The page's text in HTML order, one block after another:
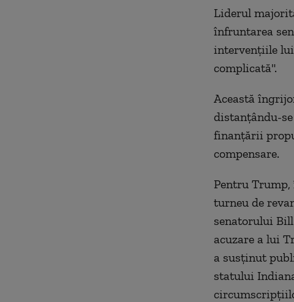
Liderul
înfruntarea
intervenţiile lui
complicată".
Această
distanţându-
finanţării
compensare.
Pentru
turneu de
senatorului
acuzare a lui
a susţinut
statului